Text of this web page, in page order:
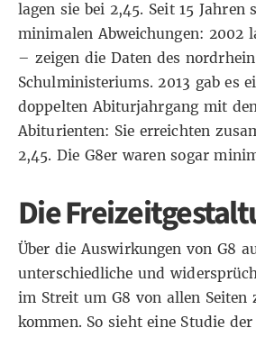
lagen sie bei 2,45. Seit 15 Jahren
minimalen Abweichungen: 2002
– zeigen die Daten des
Schulministeriums. 2013 gab es
doppelten Abiturjahrgang mit
Abiturienten: Sie erreichten
2,45. Die G8er waren sogar
Die
Über die Auswirkungen von G8
unterschiedliche und
im Streit um G8 von allen Seiten
kommen. So sieht eine Studie